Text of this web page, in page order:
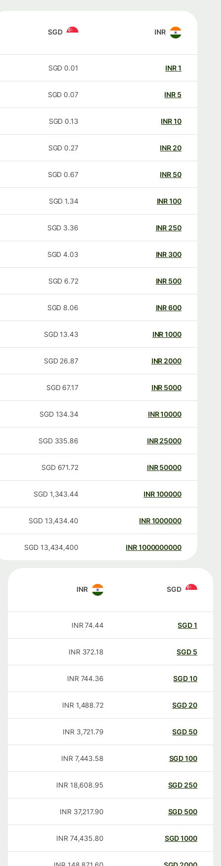
INR
SGD
INR
0.01
SGD
INR
0.07
SGD
INR
0.13
SGD
20
INR
0.27
SGD
50
INR
0.67
SGD
100
INR
1.34
SGD
250
INR
3.36
SGD
300
INR
4.03
SGD
500
INR
6.72
SGD
600
INR
8.06
SGD
1000
INR
13.43
SGD
2000
INR
26.87
SGD
5000
INR
67.17
SGD
10000
INR
134.34
SGD
25000
INR
335.86
SGD
50000
INR
671.72
SGD
100000
INR
1,343.44
SGD
1000000
INR
13,434.40
SGD
1000000000
INR
13,434,400
SGD
SGD
INR
SGD
74.44
INR
SGD
372.18
INR
SGD
744.36
INR
20
SGD
1,488.72
INR
50
SGD
3,721.79
INR
100
SGD
7,443.58
INR
250
SGD
18,608.95
INR
500
SGD
37,217.90
INR
1000
SGD
74,435.80
INR